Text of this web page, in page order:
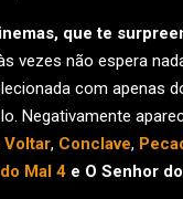
que te
vezes não espera
com apenas
Negativamente
Voltar, Conclave,
Mal 4 e O Senhor